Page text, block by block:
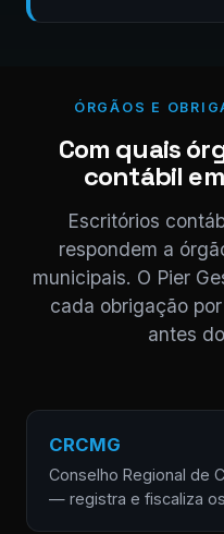
ÓRGÃOS E
Com quais
contábil
Escritórios
respondem a
municipais. O Pier
cada obrigação
antes
CRCMG
Conselho Regional de
— registra e fiscaliza